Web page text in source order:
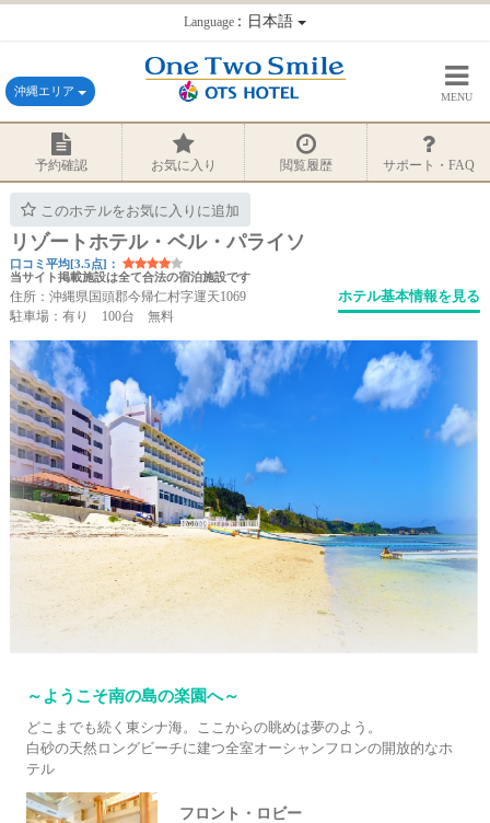
Language：日本語
沖縄エリア MENU
予約確認 お気に入り 閲覧履歴 サポート・FAQ
このホテルをお気に入りに追加
リゾートホテル・ベル・パライソ
口コミ平均[3.5点]：
当サイト掲載施設は全て合法の宿泊施設です
住所：沖縄県国頭郡今帰仁村字運天1069
駐車場：有り 100台 無料
ホテル基本情報を見る
～ようこそ南の島の楽園へ～
どこまでも続く東シナ海。ここからの眺めは夢のよう。
白砂の天然ロングビーチに建つ全室オーシャンフロンの開放的なホ
テル
フロント・ロビー